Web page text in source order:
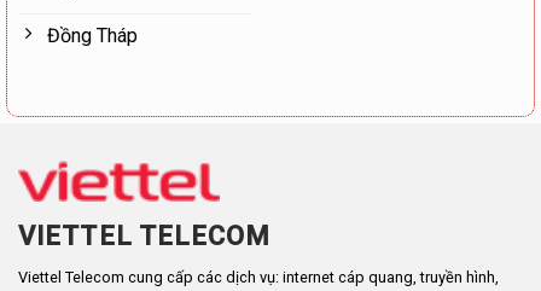
Đồng Tháp
VIETTEL TELECOM
Viettel Telecom cung cấp các dịch vụ: internet cáp quang, truyền hình,